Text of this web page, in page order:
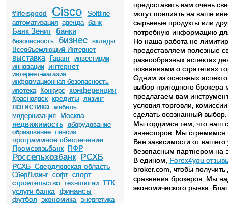
#lifeisgood Cisco
Softline
автоматизация аренда банк
Банк Зенит банки
безопасность бизнес
вклады
Всеобъемлющий Интернет
выставка Гарант инвестиции
инновации
интернет
интернет-магазин
информационная безопасность
ипотека
Конкурс конференция
Красноярск кредиты лизинг
логистика
мебель
модернизация
Москва
недвижимость оборудование
образование пенсия
программное обеспечение
Промсвязьбанк ПФР
Россельхозбанк РСХБ
РСХБ_Свердловская область
СберЛизинг софт спорт
строительство технологии ТТК
услуги банка финансы
футбол экономика энергетика
предоставить вам очень
могут повлиять на ваше
сырьевые продукты или
потребную информацию
Но наша работа не
предоставляем полезные
разнообразных аспектах
познаниями о стратегиях
Одним из основных
выбор пригодного
предлагаем вам
условия торговли,
сделать осознанный выбор.
Мы гордимся тем, что наш
инвесторов. Мы стремимся
Вне зависимости от
безопасным партнером на
В едином, Forex4you
broker.com, чтобы
сравнения брокеров. Мы
экономического рынка.